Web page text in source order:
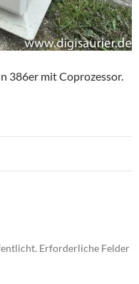
386er mit Coprozessor.
Erforderliche Felder